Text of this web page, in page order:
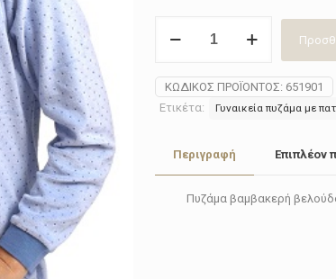
γυναικεία
Cocodream
651901
ΚΩΔΙΚΌΣ ΠΡΟΪΌΝΤΟΣ: 651901
Ετικέτα:
Γυναικεία πυζάμα με
Περιγραφή Επιπλέον
Πυζάμα βαμβακερή